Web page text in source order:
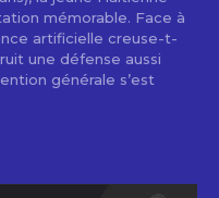
mémorable. Face à
artificielle creuse-t-
une défense aussi
générale s’est